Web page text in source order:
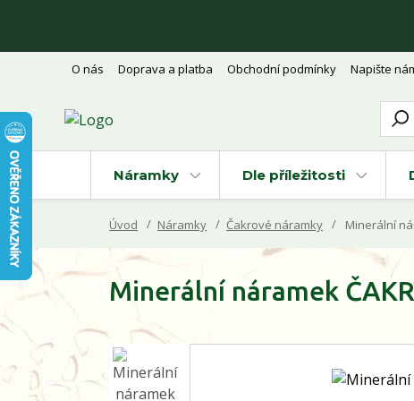
O nás Doprava a platba Obchodní podmínky Napište
Náramky Dle příležitosti
Úvod Náramky Čakrové náramky Minerální
Minerální náramek